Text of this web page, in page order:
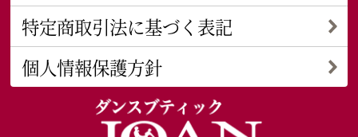
特定商取引法に基づく表記
個人情報保護方針